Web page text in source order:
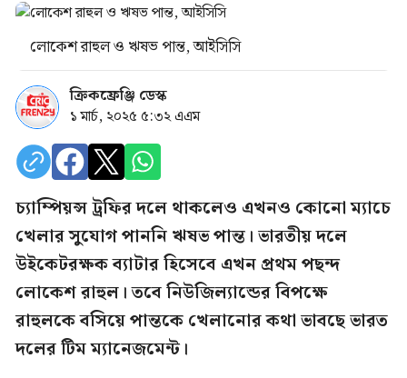
লোকেশ রাহুল ও ঋষভ পান্ত, আইসিসি
ক্রিকফ্রেঞ্জি ডেস্ক
১ মার্চ, ২০২৫ ৫:৩২ এএম
চ্যাম্পিয়ন্স ট্রফির দলে থাকলেও এখনও কোনো ম্যাচে
খেলার সুযোগ পাননি ঋষভ পান্ত। ভারতীয় দলে
উইকেটরক্ষক ব্যাটার হিসেবে এখন প্রথম পছন্দ
লোকেশ রাহুল। তবে নিউজিল্যান্ডের বিপক্ষে
রাহুলকে বসিয়ে পান্তকে খেলানোর কথা ভাবছে ভারত
দলের টিম ম্যানেজমেন্ট।